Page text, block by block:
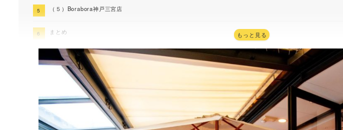
（５）Borabora神戸三宮店
まとめ もっと見る